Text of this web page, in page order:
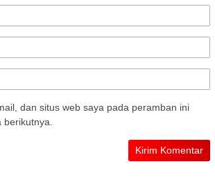
dan situs web saya pada peramban ini